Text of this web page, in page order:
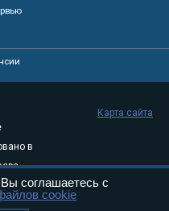
в
05
Карта сайта
соглашаетесь с
cookie